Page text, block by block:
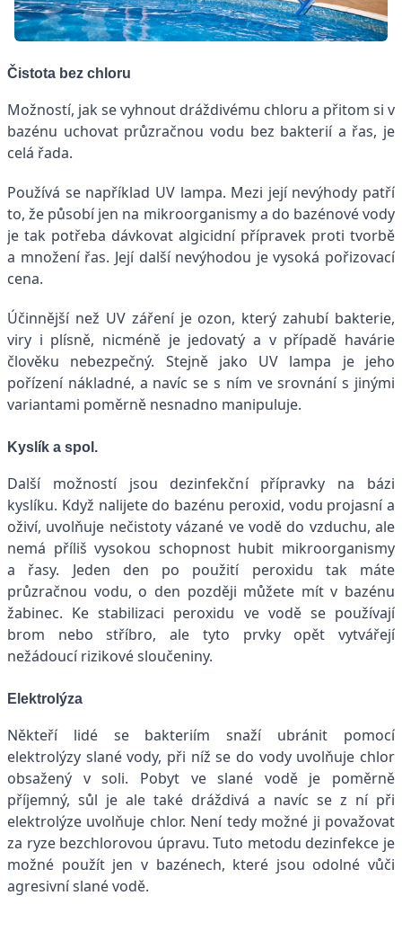
Čistota bez chloru
Možností, jak se vyhnout dráždivému chloru a přitom si v
bazénu uchovat průzračnou vodu bez bakterií a řas, je
celá řada.
Používá se například UV lampa. Mezi její nevýhody patří
to, že působí jen na mikroorganismy a do bazénové vody
je tak potřeba dávkovat algicidní přípravek proti tvorbě
a množení řas. Její další nevýhodou je vysoká pořizovací
cena.
Účinnější než UV záření je ozon, který zahubí bakterie,
viry i plísně, nicméně je jedovatý a v případě havárie
člověku nebezpečný. Stejně jako UV lampa je jeho
pořízení nákladné, a navíc se s ním ve srovnání s jinými
variantami poměrně nesnadno manipuluje.
Kyslík a spol.
Další možností jsou dezinfekční přípravky na bázi
kyslíku. Když nalijete do bazénu peroxid, vodu projasní a
oživí, uvolňuje nečistoty vázané ve vodě do vzduchu, ale
nemá příliš vysokou schopnost hubit mikroorganismy
a řasy. Jeden den po použití peroxidu tak máte
průzračnou vodu, o den později můžete mít v bazénu
žabinec. Ke stabilizaci peroxidu ve vodě se používají
brom nebo stříbro, ale tyto prvky opět vytvářejí
nežádoucí rizikové sloučeniny.
Elektrolýza
Někteří lidé se bakteriím snaží ubránit pomocí
elektrolýzy slané vody, při níž se do vody uvolňuje chlor
obsažený v soli. Pobyt ve slané vodě je poměrně
příjemný, sůl je ale také dráždivá a navíc se z ní při
elektrolýze uvolňuje chlor. Není tedy možné ji považovat
za ryze bezchlorovou úpravu. Tuto metodu dezinfekce je
možné použít jen v bazénech, které jsou odolné vůči
agresivní slané vodě.